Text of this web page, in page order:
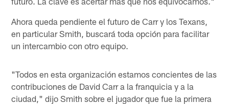
Ahora queda pendiente el futuro de Carr y los Texans,
en particular Smith, buscará toda opción para facilitar
un intercambio con otro equipo.
"Todos en esta organización estamos concientes de las
contribuciones de David Carr a la franquicia y a la
ciudad," dijo Smith sobre el jugador que fue la primera